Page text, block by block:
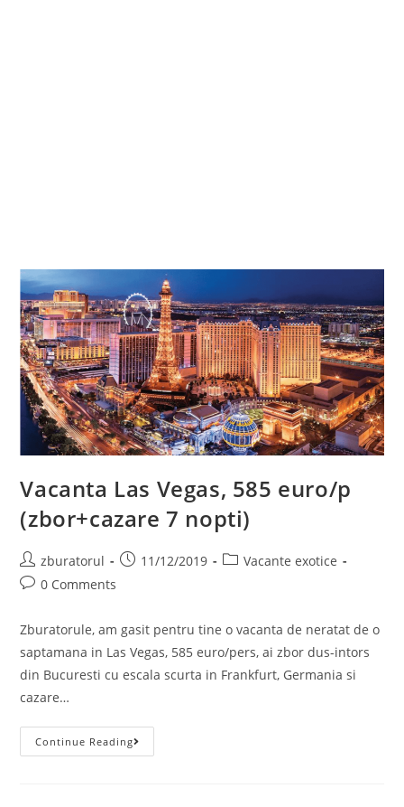
Vacanta Las Vegas, 585 euro/p
(zbor+cazare 7 nopti)
Post
author:
zburatorul
Post11/12/2019
PostVacante exotice
Post0 Comments
Zburatorule, am gasit pentru tine o vacanta de neratat de o
saptamana in Las Vegas, 585 euro/pers, ai zbor dus-intors
din Bucuresti cu escala scurta in Frankfurt, Germania si
cazare…
Continue ReadingVacanta
Las